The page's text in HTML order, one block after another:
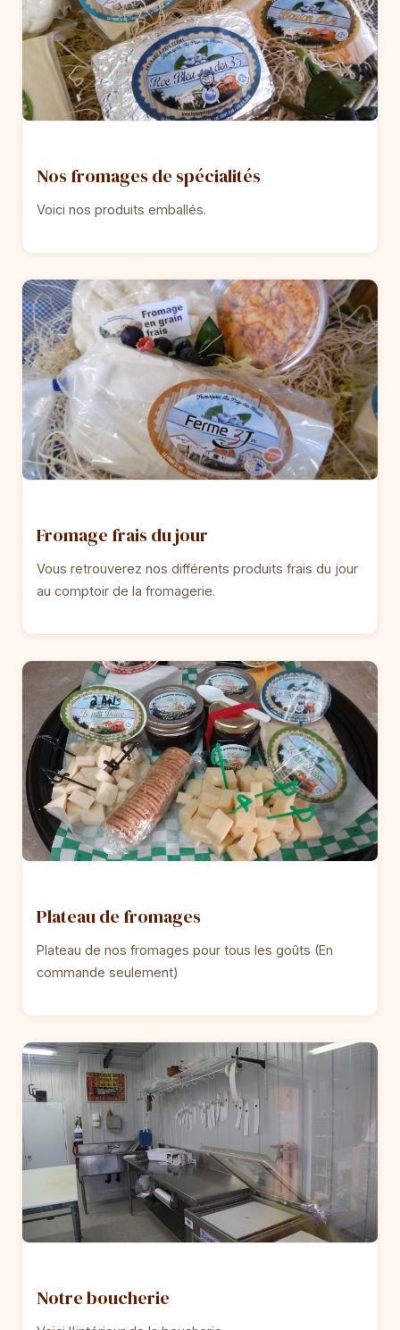
Nos fromages de spécialités
Voici nos produits emballés.
Fromage frais du jour
Vous retrouverez nos différents produits frais du jour
au comptoir de la fromagerie.
Plateau de fromages
Plateau de nos fromages pour tous les goûts (En
commande seulement)
Notre boucherie